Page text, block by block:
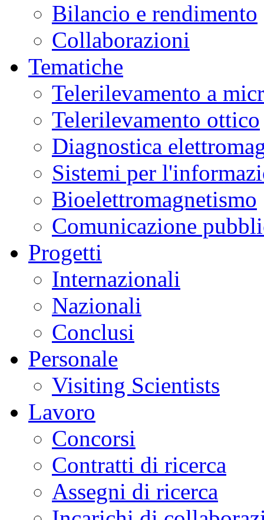
Bilancio e rendimento
Collaborazioni
Tematiche
Telerilevamento a
Telerilevamento ottico
Diagnostica
Sistemi per
Bioelettromagnetismo
Comunicazione
Progetti
Internazionali
Nazionali
Conclusi
Personale
Visiting Scientists
Lavoro
Concorsi
Contratti di ricerca
Assegni di ricerca